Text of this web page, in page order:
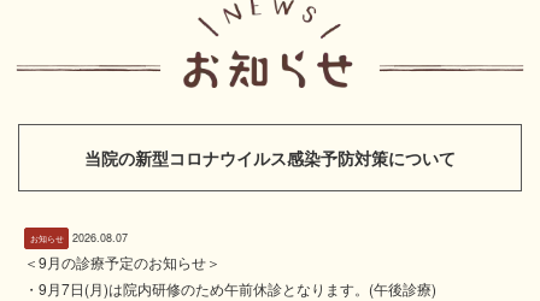
当院の新型コロナウイルス感染予防対策について
お知らせ 2026.08.07
＜9月の診療予定のお知らせ＞
・9月7日(月)は院内研修のため午前休診となります。(午後診療)